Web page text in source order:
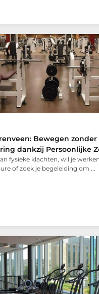
Bewegen zonder
dankzij Persoonlijke
fysieke klachten, wil je
of zoek je begeleiding om ...